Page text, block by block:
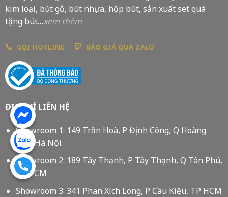
kim loại, bút gỗ, bút nhựa, hộp bút, sản xuất set quà
tặng bút…xem thêm
GỌI HOTLINE BÁO GIÁ QUA ZALO
ĐỊA CHỈ LIÊN HỆ
Showroom 1: 149 Trần Hoà, P Định Công, Q Hoàng
Mai, Hà Nội
Showroom 2: 189 Tây Thạnh, P Tây Thạnh, Q Tân Phú,
Tp HCM
Showroom 3: 341 Phan Xích Long, P Cầu Kiệu, TP HCM